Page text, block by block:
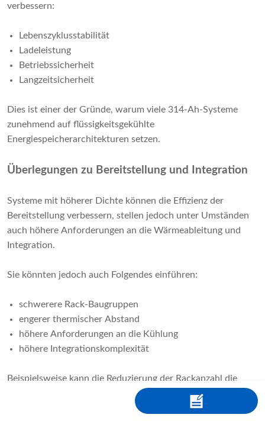
verbessern:
Lebenszyklusstabilität
Ladeleistung
Betriebssicherheit
Langzeitsicherheit
Dies ist einer der Gründe, warum viele 314-Ah-Systeme
zunehmend auf flüssigkeitsgekühlte
Energiespeicherarchitekturen setzen.
Überlegungen zu Bereitstellung und Integration
Systeme mit höherer Dichte können die Effizienz der
Bereitstellung verbessern, stellen jedoch unter Umständen
auch höhere Anforderungen an die Wärmeableitung und
Integration.
Sie könnten jedoch auch Folgendes einführen:
schwerere Rack-Baugruppen
engerer thermischer Abstand
höhere Anforderungen an die Kühlung
höhere Integrationskomplexität
Beispielsweise kann die Reduzierung der Rackanzahl die
Containeranordnung vereinfachen, die Integration von
Racks mit höherer Dichte erfordert jedoch oft eine